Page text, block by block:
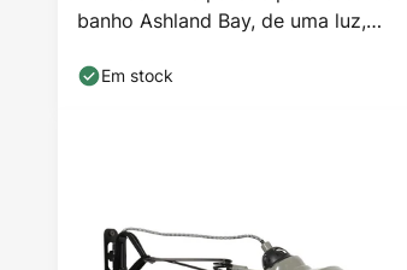
banho Ashland Bay, de uma luz,
Em stock